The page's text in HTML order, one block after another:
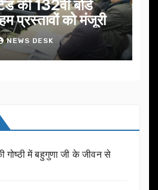
की 132वीं बोर्ड
प्रस्तावों को मंजूरी
NEWS DESK
गोष्ठी में बहुगुणा जी के जीवन से